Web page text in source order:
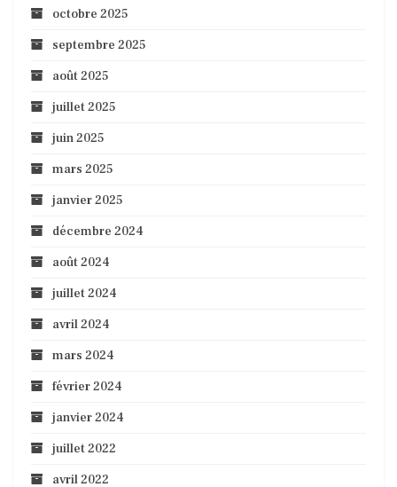
octobre 2025
septembre 2025
août 2025
juillet 2025
juin 2025
mars 2025
janvier 2025
décembre 2024
août 2024
juillet 2024
avril 2024
mars 2024
février 2024
janvier 2024
juillet 2022
avril 2022